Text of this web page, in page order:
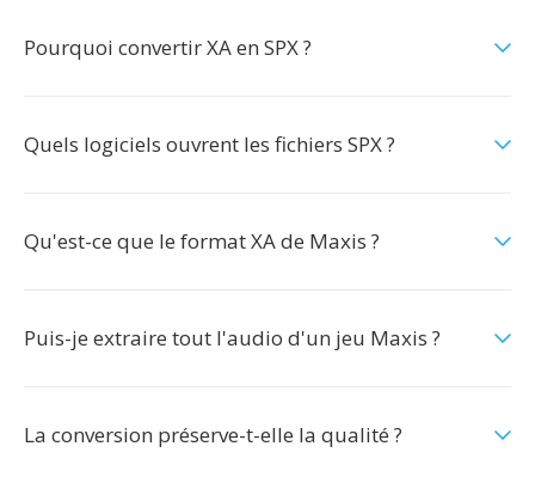
Pourquoi convertir XA en SPX ?
Quels logiciels ouvrent les fichiers SPX ?
Qu'est-ce que le format XA de Maxis ?
Puis-je extraire tout l'audio d'un jeu Maxis ?
La conversion préserve-t-elle la qualité ?